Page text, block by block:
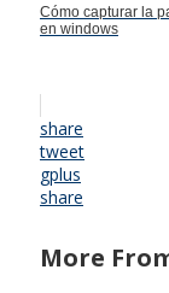
Cómo capturar la
en windows
share
tweet
gplus
share
More